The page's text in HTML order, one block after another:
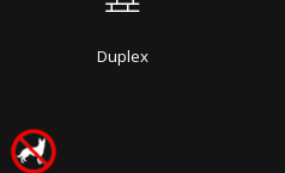
Duplex